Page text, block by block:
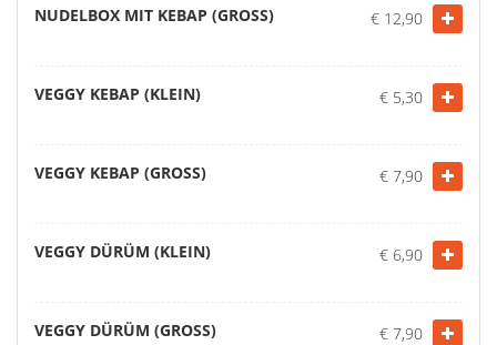
NUDELBOX MIT KEBAP (GROSS) € 12,90
VEGGY KEBAP (KLEIN) € 5,30
VEGGY KEBAP (GROSS) € 7,90
VEGGY DÜRÜM (KLEIN) € 6,90
VEGGY DÜRÜM (GROSS) € 7,90